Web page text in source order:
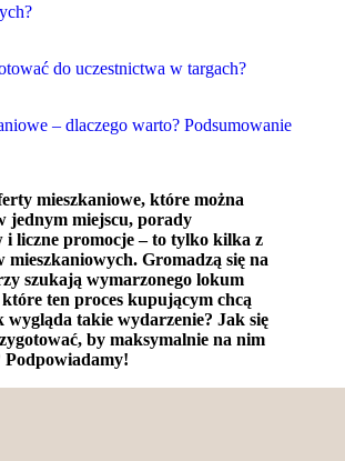
do uczestnictwa w targach?
– dlaczego warto? Podsumowanie
mieszkaniowe, które można
jednym miejscu, porady
i liczne promocje – to tylko kilka z
mieszkaniowych. Gromadzą się na
szukają wymarzonego lokum
które ten proces kupującym chcą
wygląda takie wydarzenie? Jak się
by maksymalnie na nim
Podpowiadamy!